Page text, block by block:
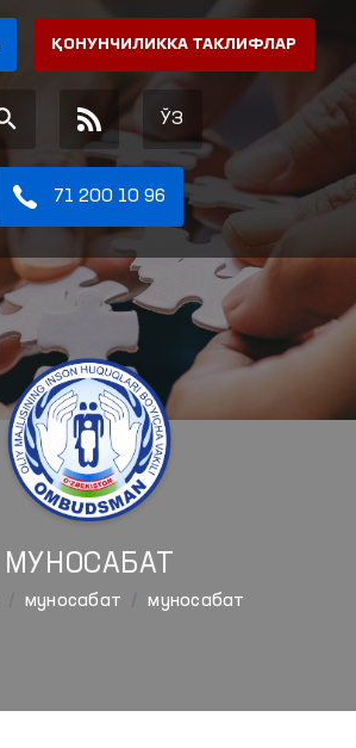
ҚОНУНЧИЛИККА ТАКЛИФЛАР
ЎЗ
71 200 10 96
МУНОСАБАТ
муносабат муносабат